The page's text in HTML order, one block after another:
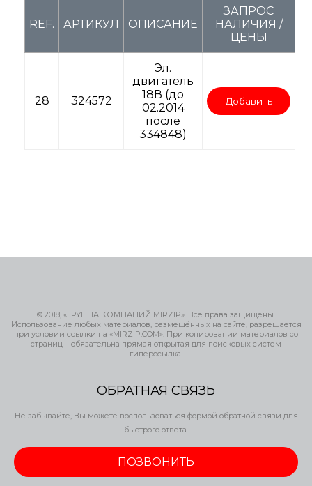
REF. АРТИКУЛ ОПИСАНИЕ
ЗАПРОС
НАЛИЧИЯ /
ЦЕНЫ
28 324572
Эл.
двигатель
18В (до
02.2014
после
334848)
Добавить
© 2018, «ГРУППА КОМПАНИЙ MIRZIP». Все права защищены.
Использование любых материалов, размещённых на сайте, разрешается
при условии ссылки на «MIRZIP.COM». При копировании материалов со
страниц – обязательна прямая открытая для поисковых систем
гиперссылка.
ОБРАТНАЯ СВЯЗЬ
Не забывайте, Вы можете воспользоваться формой обратной связи для
быстрого ответа.
ПОЗВОНИТЬ